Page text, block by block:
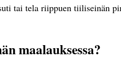
tai tela riippuen tiiliseinän
maalauksessa?